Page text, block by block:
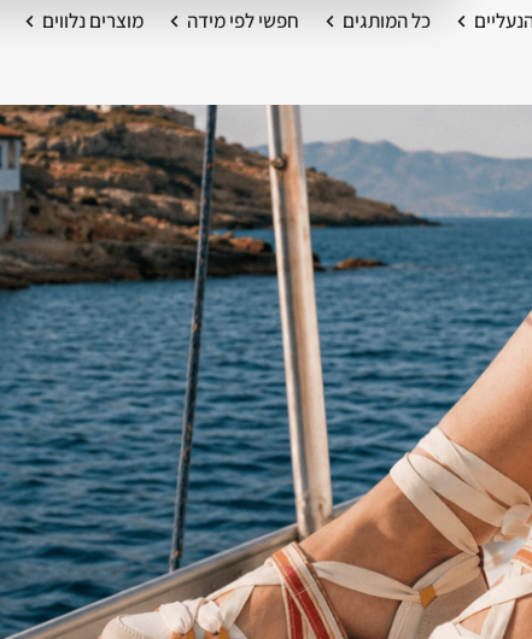
כל המותגים חפשי לפי מידה מוצרים נלווים